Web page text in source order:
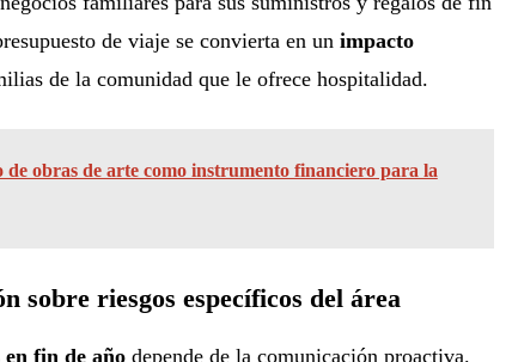
de viaje se convierta en un impacto
de la comunidad que le ofrece hospitalidad.
de obras de arte como instrumento financiero para la
sobre riesgos específicos del área
en fin de añodepende de la comunicación proactiva.